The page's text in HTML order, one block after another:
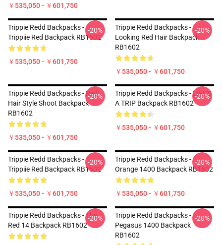
￥535,050 - ￥601,750
Trippie Redd Backpacks -
Trippiie Red Backpack RB1602
￥535,050 - ￥601,750
-20%
Trippie Redd Backpacks -
Looking Red Hair Backpack
RB1602
￥535,050 - ￥601,750
-20%
Trippie Redd Backpacks - Red
Hair Style Shoot Backpack
RB1602
￥535,050 - ￥601,750
-20%
Trippie Redd Backpacks - LIFE'S
A TRIP Backpack RB1602
￥535,050 - ￥601,750
-20%
Trippie Redd Backpacks -
Trippiie Red Backpack RB1602
￥535,050 - ￥601,750
-20%
Trippie Redd Backpacks -
Orange 1400 Backpack RB1602
￥535,050 - ￥601,750
-20%
Trippie Redd Backpacks - The
Red 14 Backpack RB1602
-20%
Trippie Redd Backpacks -
Pegasus 1400 Backpack
RB1602
-20%